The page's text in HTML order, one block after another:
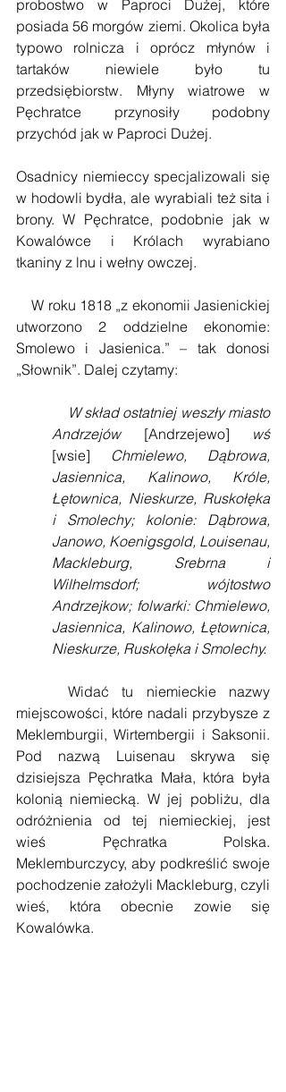
probostwo w Paproci Dużej, które
posiada 56 morgów ziemi. Okolica była
typowo rolnicza i oprócz młynów i
tartaków niewiele było tu
przedsiębiorstw. Młyny wiatrowe w
Pęchratce przynosiły podobny
przychód jak w Paproci Dużej.
Osadnicy niemieccy specjalizowali się
w hodowli bydła, ale wyrabiali też sita i
brony. W Pęchratce, podobnie jak w
Kowalówce i Królach wyrabiano
tkaniny z lnu i wełny owczej.
W roku 1818 „z ekonomii Jasienickiej
utworzono 2 oddzielne ekonomie:
Smolewo i Jasienica.” – tak donosi
„Słownik”. Dalej czytamy:
W skład ostatniej weszły miasto
Andrzejów [Andrzejewo]
wś
[wsie] Chmielewo, Dąbrowa,
Jasiennica, Kalinowo, Króle,
Łętownica, Nieskurze, Ruskołęka
i Smolechy; kolonie: Dąbrowa,
Janowo, Koenigsgold, Louisenau,
Mackleburg, Srebrna i
Wilhelmsdorf; wójtostwo
Andrzejkow; folwarki: Chmielewo,
Jasiennica, Kalinowo, Łętownica,
Nieskurze, Ruskołęka i Smolechy.
Widać tu niemieckie nazwy
miejscowości, które nadali przybysze z
Meklemburgii, Wirtembergii i Saksonii.
Pod nazwą Luisenau skrywa się
dzisiejsza Pęchratka Mała, która była
kolonią niemiecką. W jej pobliżu, dla
odróżnienia od tej niemieckiej, jest
wieś Pęchratka Polska.
Meklemburczycy, aby podkreślić swoje
pochodzenie założyli Mackleburg, czyli
wieś, która obecnie zowie się
Kowalówka.